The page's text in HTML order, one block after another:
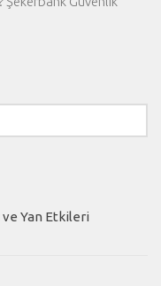
ve Yan Etkileri